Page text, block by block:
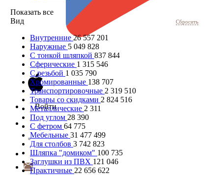
Войти
Показать все
Вид
Сбросить
Внутренние26 557 201
Наружные 5 049 828
С тонкой шляпкой 837 844
Сферические 1 315 546
С резьбой 1 035 790
Хромированные 138 707
Транспортировочные 2 319 510
Товары со скидками 2 824 516
Металлические 2 311
Под углом 28 390
С фетром 64 775
Мебельные 31 477 499
Для столбов 3 742 823
Шляпка "домиком" 100 735
Заглушки из ПВХ 121 046
Практичные 22 656 622